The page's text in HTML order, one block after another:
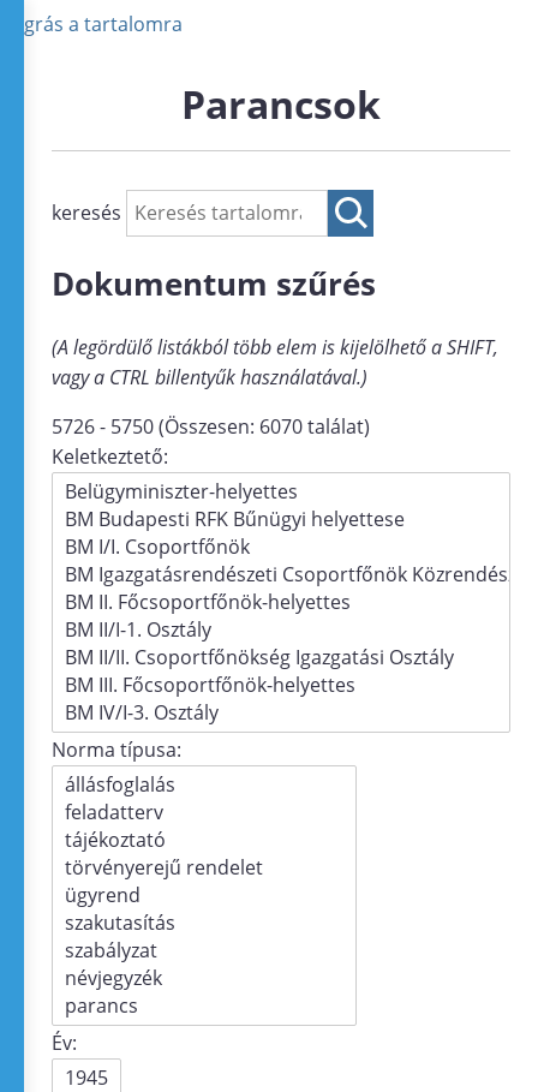
Ugrás a tartalomra
Parancsok
keresés
Dokumentum szűrés
(A legördülő listákból több elem is kijelölhető a SHIFT,
vagy a CTRL billentyűk használatával.)
5726 - 5750 (Összesen: 6070 találat)
Keletkeztető:
Norma típusa:
Év: